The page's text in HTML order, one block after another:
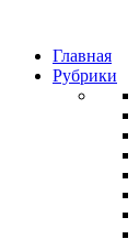
Главная
Рубрики